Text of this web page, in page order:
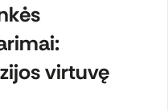
virtuvę